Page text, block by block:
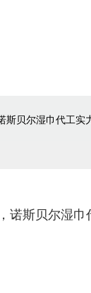
斯贝尔湿巾代工实
诺斯贝尔湿